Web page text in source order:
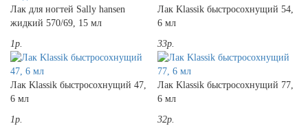
Лак для ногтей Sally hansen
жидкий 570/69, 15 мл
1р.
Лак Klassik быстросохнущий 54,
6 мл
33р.
Лак Klassik быстросохнущий 47,
6 мл
1р.
Лак Klassik быстросохнущий 77,
6 мл
32р.